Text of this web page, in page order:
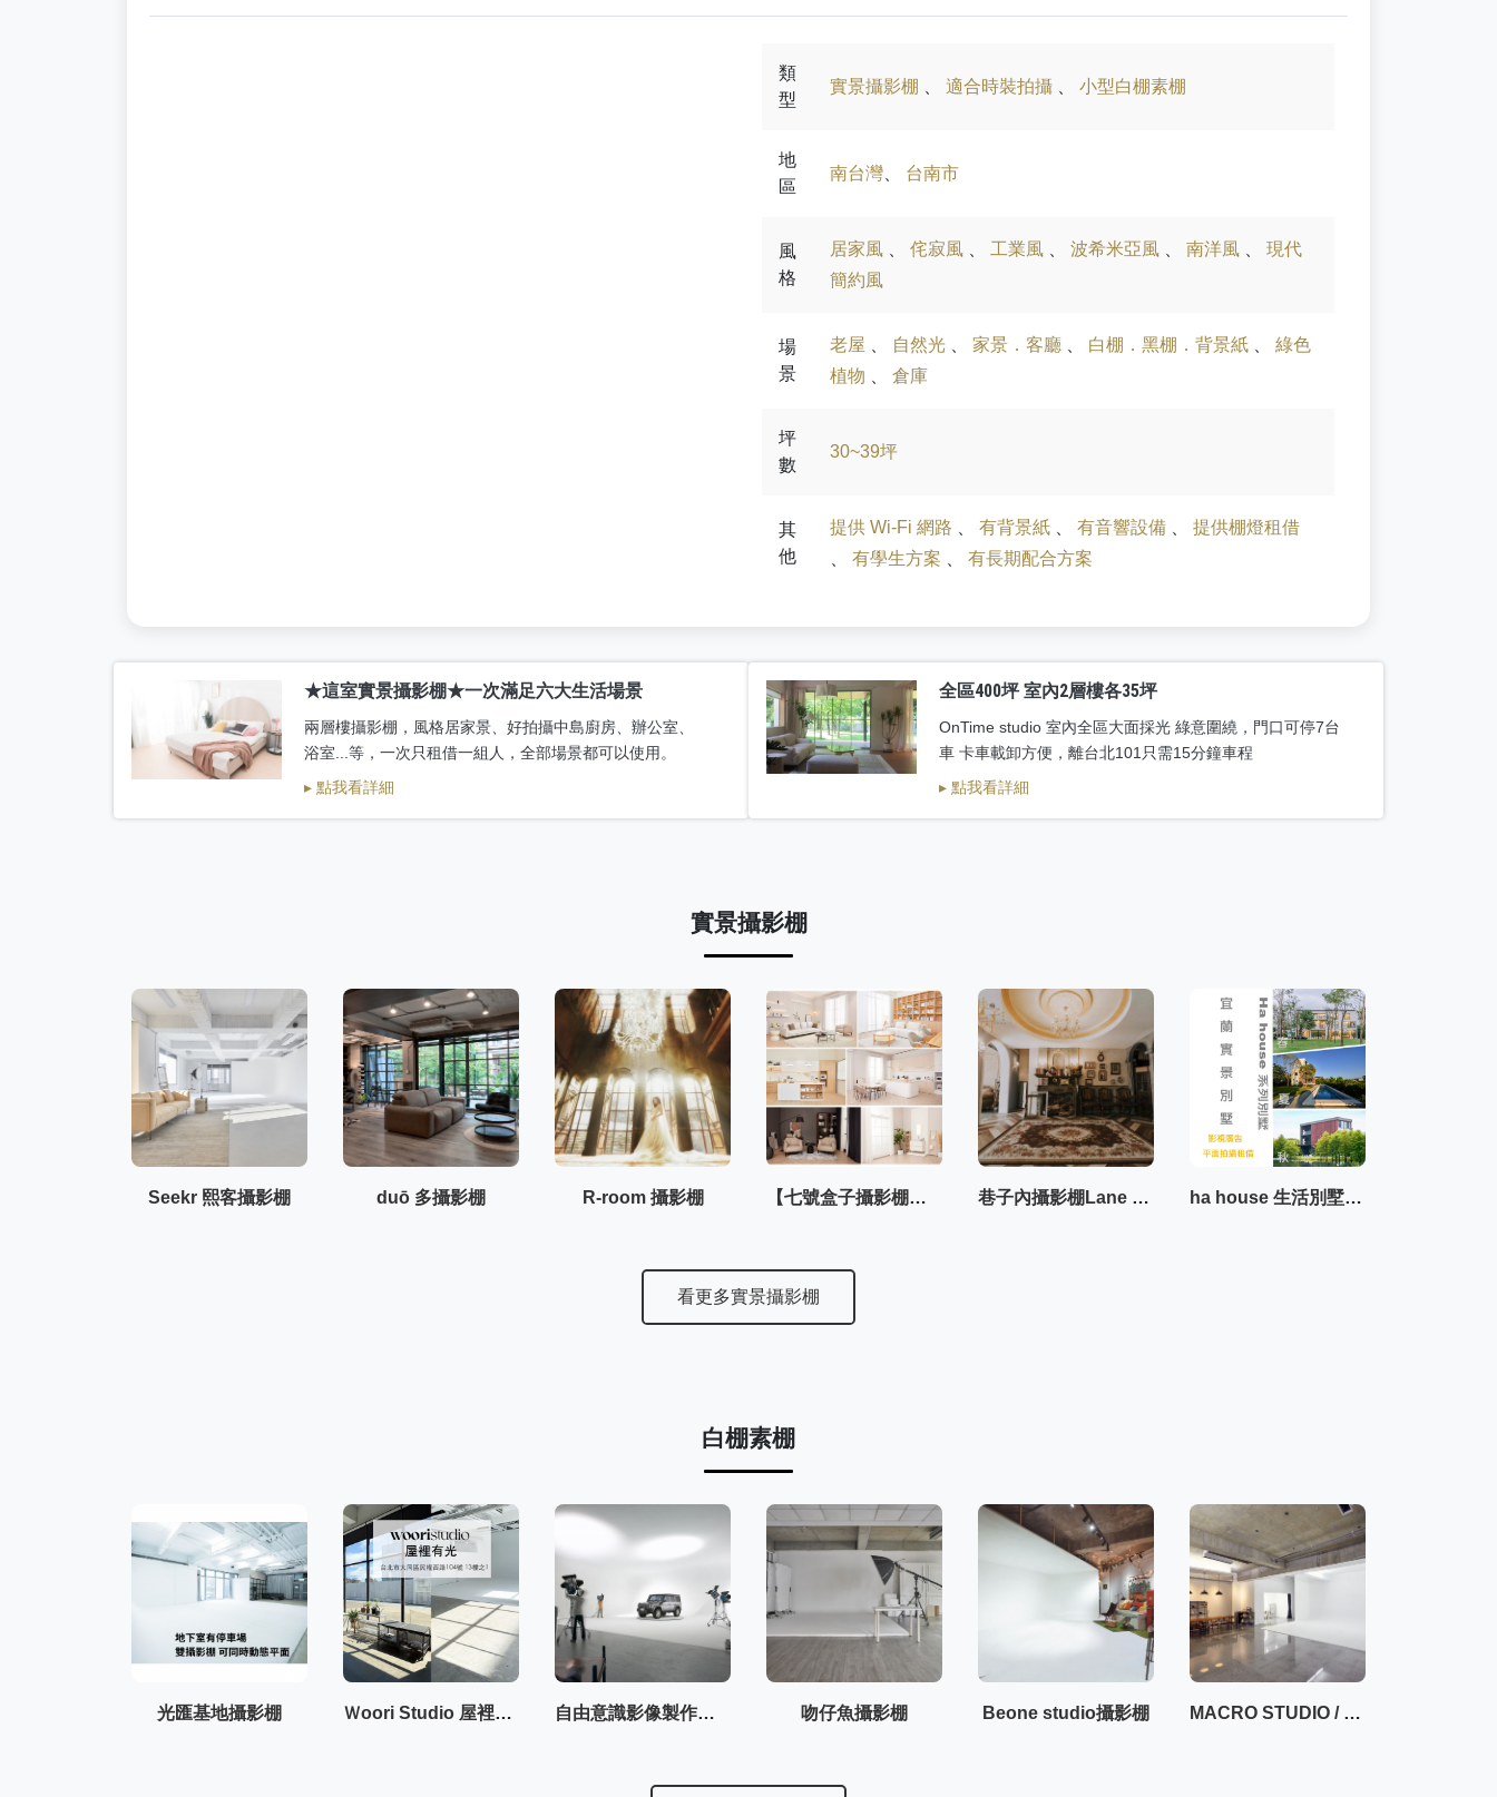
類
型
實景攝影棚 適合時裝拍攝 小型白棚素棚
地
區
南台灣 台南市
風
格
居家風 侘寂風 工業風 波希米亞風 南洋風
現代
簡約風
場
景
老屋 自然光 家景．客廳 白棚．黑棚．背景紙
綠色
植物
倉庫
坪
數
30~39坪
其
他
提供 Wi-Fi 網路 有背景紙 有音響設備
提供棚燈租借
有學生方案 有長期配合方案
★這室實景攝影棚★一次滿足六大生活場景
兩層樓攝影棚，風格居家景、好拍攝中島廚房、辦公室、
浴室...等，一次只租借一組人，全部場景都可以使用。
▸ 點我看詳細
全區400坪 室內2層樓各35坪
OnTime studio 室內全區大面採光 綠意圍繞，門口可停7台
車 卡車載卸方便，離台北101只需15分鐘車程
▸ 點我看詳細
實景攝影棚
Seekr 熙客攝影棚 duō 多攝影棚 R-room 攝影棚 【七號盒子攝影棚】–內湖棚3F 巷子內攝影棚Lane studio ha house 生活別墅系列
看更多實景攝影棚
白棚素棚
光匯基地攝影棚 Ｗoori Studio 屋裡有光 自由意識影像製作有限公司 吻仔魚攝影棚 Beone studio攝影棚 MACRO STUDIO / 一樓50坪大空間攝影棚